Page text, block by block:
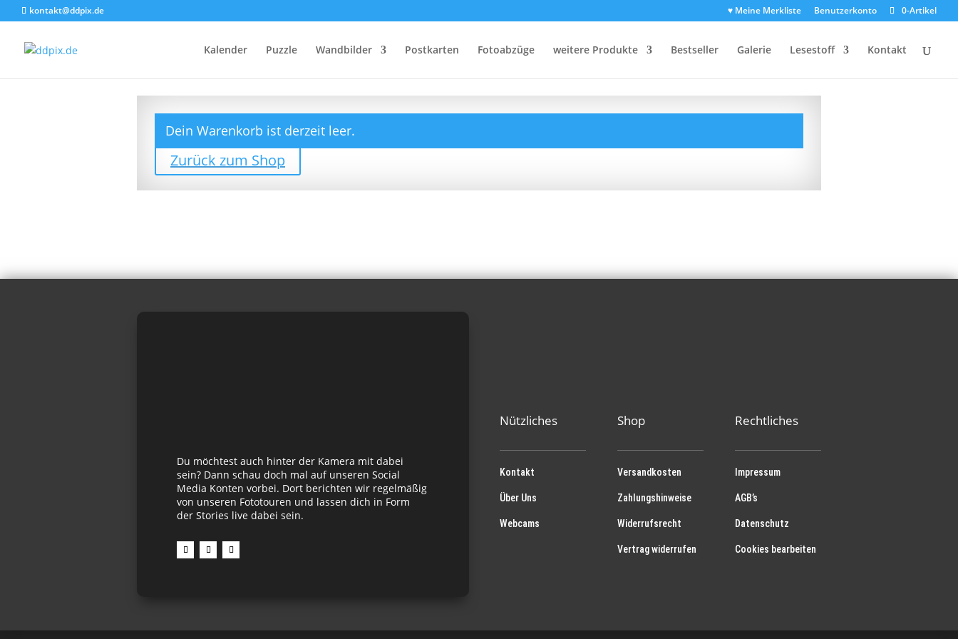
kontakt@ddpix.de ♥ Meine Merkliste Benutzerkonto 0-Artikel
Kalender Puzzle Wandbilder Postkarten Fotoabzüge weitere Produkte Bestseller Galerie Lesestoff Kontakt
Bestellvorgang
Dein Warenkorb ist derzeit leer.
Zurück zum Shop
Du möchtest auch hinter der Kamera mit dabei
sein? Dann schau doch mal auf unseren Social
Media Konten vorbei. Dort berichten wir regelmäßig
von unseren Fototouren und lassen dich in Form
der Stories live dabei sein.
Nützliches
Kontakt
Über Uns
Webcams
Shop
Versandkosten
Zahlungshinweise
Widerrufsrecht
Vertrag widerrufen
Rechtliches
Impressum
AGB’s
Datenschutz
Cookies bearbeiten